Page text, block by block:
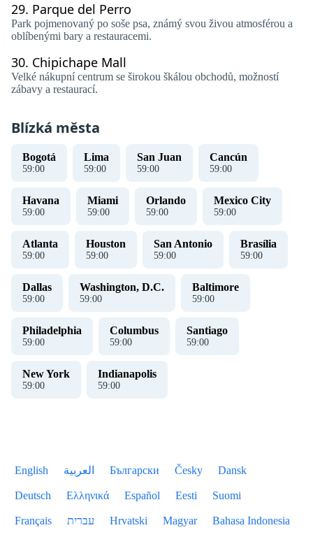
29. Parque del Perro
Park pojmenovaný po soše psa, známý svou živou atmosférou a
oblíbenými bary a restauracemi.
30. Chipichape Mall
Velké nákupní centrum se širokou škálou obchodů, možností
zábavy a restaurací.
Blízká města
Bogotá
59:00
Lima
59:00
San Juan
59:00
Cancún
59:00
Havana
59:00
Miami
59:00
Orlando
59:00
Mexico City
59:00
Atlanta
59:00
Houston
59:00
San Antonio
59:00
Brasília
59:00
Dallas
59:00
Washington, D.C.
59:00
Baltimore
59:00
Philadelphia
59:00
Columbus
59:00
Santiago
59:00
New York
59:00
Indianapolis
59:00
English العربية Български Česky Dansk
Deutsch Ελληνικά Español Eesti Suomi
Français עברית Hrvatski Magyar Bahasa Indonesia